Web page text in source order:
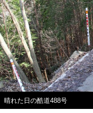
晴れた日の酷道488号